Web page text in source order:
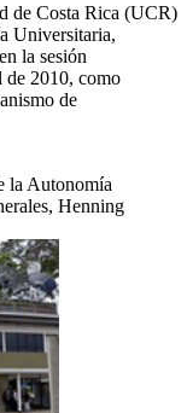
de Costa Rica (UCR)
Universitaria,
la sesión
de 2010, como
de
la Autonomía
Henning